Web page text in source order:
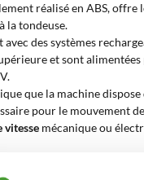
réalisé en ABS,
la tondeuse.
des systèmes
et sont
que la machine
pour le mouvement
vitesse mécanique ou